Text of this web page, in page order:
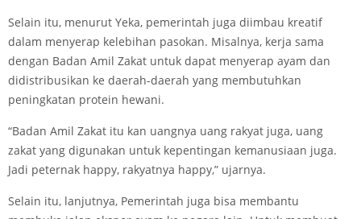
Selain itu, menurut Yeka, pemerintah juga diimbau kreatif
dalam menyerap kelebihan pasokan. Misalnya, kerja sama
dengan Badan Amil Zakat untuk dapat menyerap ayam dan
didistribusikan ke daerah-daerah yang membutuhkan
peningkatan protein hewani.
“Badan Amil Zakat itu kan uangnya uang rakyat juga, uang
zakat yang digunakan untuk kepentingan kemanusiaan juga.
Jadi peternak happy, rakyatnya happy,” ujarnya.
Selain itu, lanjutnya, Pemerintah juga bisa membantu